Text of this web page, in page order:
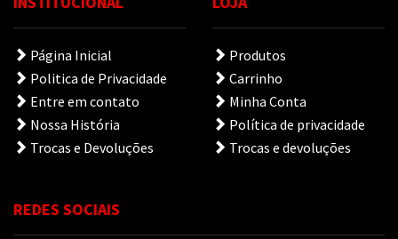
Página Inicial
Politica de Privacidade
Entre em contato
Nossa História
Trocas e Devoluções
Produtos
Carrinho
Minha Conta
Política de privacidade
Trocas e devoluções
REDES SOCIAIS